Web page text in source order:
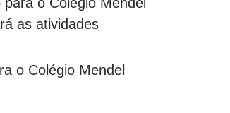
o Colégio Mendel
as atividades
o Colégio Mendel